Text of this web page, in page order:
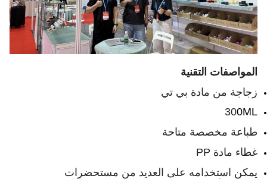
المواصفات التقنية
زجاجة من مادة بي تي
300ML
طباعة مخصصة متاحة
غطاء مادة PP
يمكن استخدامه على العديد من مستحضرات